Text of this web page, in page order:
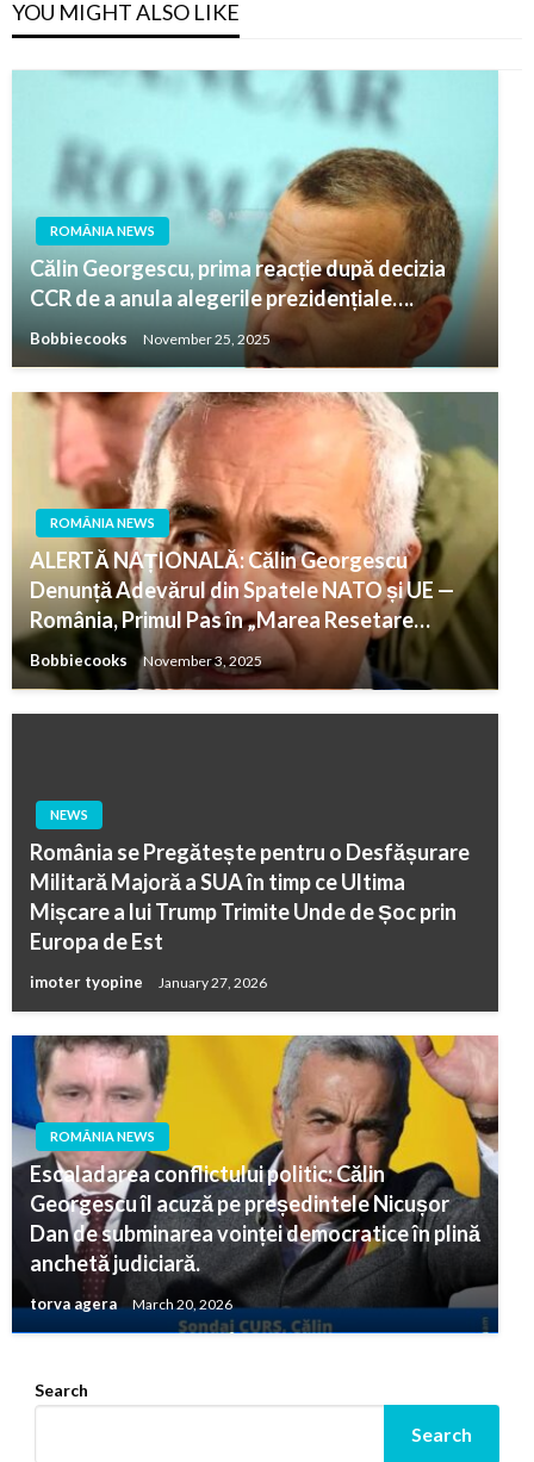
YOU MIGHT ALSO LIKE
ROMÂNIA NEWS
Călin Georgescu, prima reacție după decizia
CCR de a anula alegerile prezidențiale….
Bobbiecooks November 25, 2025
ROMÂNIA NEWS
ALERTĂ NAȚIONALĂ: Călin Georgescu
Denunță Adevărul din Spatele NATO și UE —
România, Primul Pas în „Marea Resetare…
Bobbiecooks November 3, 2025
NEWS
România se Pregătește pentru o Desfășurare
Militară Majoră a SUA în timp ce Ultima
Mișcare a lui Trump Trimite Unde de Șoc prin
Europa de Est
imoter tyopine January 27, 2026
ROMÂNIA NEWS
Escaladarea conflictului politic: Călin
Georgescu îl acuză pe președintele Nicușor
Dan de subminarea voinței democratice în plină
anchetă judiciară.
torva agera March 20, 2026
Search
Search